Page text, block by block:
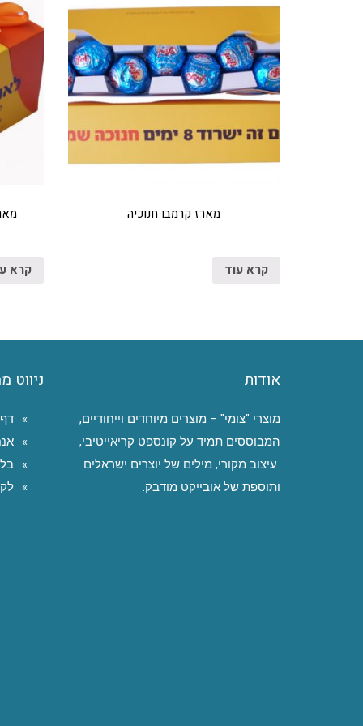
מארז קרמבו חנוכיה
קרא עוד קרא
אודות
מוצרי "צומי" – מוצרים מיוחדים וייחודיים,
המבוססים תמיד על קונספט קריאייטיבי,
עיצוב מקורי, מילים של יוצרים ישראלים
ותוספת של אובייקט מודבק.
ניווט